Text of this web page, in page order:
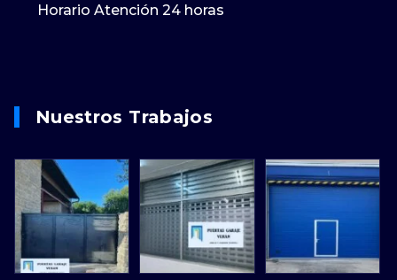
Horario Atención 24 horas
Nuestros Trabajos